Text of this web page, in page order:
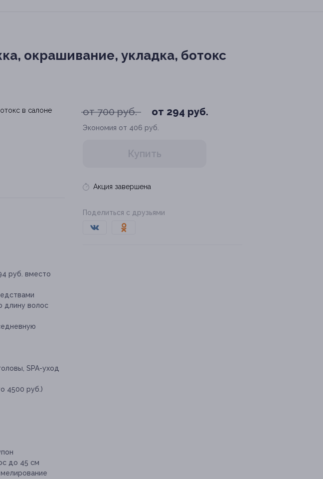
окрашивание, укладка, ботокс
от 700 руб. от 294 руб.
Экономия от 406 руб.
Купить
Акция завершена
Поделиться с друзьями
руб. вместо
длину волос
SPA-уход
4500 руб.)
до 45 см